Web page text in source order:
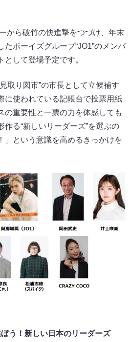
から破竹の快進撃をつづけ、年末
ボーイズグループ“JO1”のメンバ
して登場予定です。
取り図市”の市長として立候補す
に使われている記帳台で投票用紙
の重要性と一票の力を体感しても
作る“新しいリーダーズ”を選ぶの
」という意識を高めるきっかけを
う！新しい日本のリーダーズ